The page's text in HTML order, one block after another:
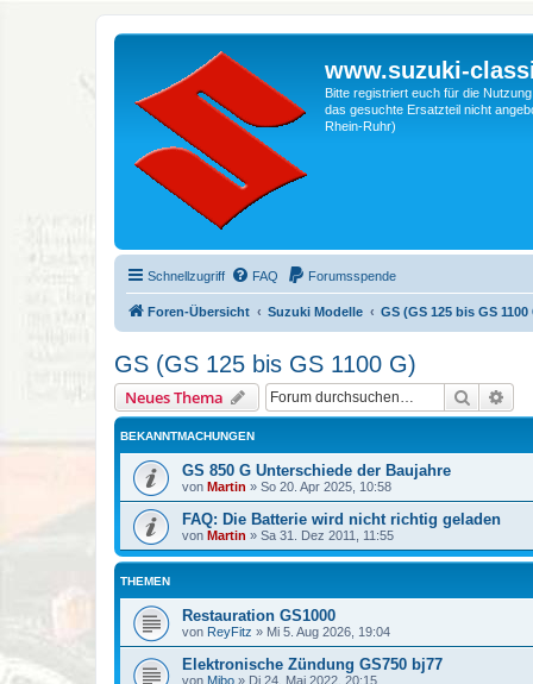
www.suzuki-
Bitte registriert euch für die
das gesuchte Ersatzteil nicht
Rhein-Ruhr)
Schnellzugriff FAQ Forumsspende
Foren-Übersicht Suzuki Modelle GS (GS 125 bis GS 1100
GS (GS 125 bis GS 1100 G)
Neues Thema Suche
BEKANNTMACHUNGEN
GS 850 G Unterschiede der Baujahre
von Martin » So 20. Apr 2025, 10:58
FAQ: Die Batterie wird nicht richtig geladen
von Martin » Sa 31. Dez 2011, 11:55
THEMEN
Restauration GS1000
von ReyFitz » Mi 5. Aug 2026, 19:04
Elektronische Zündung GS750 bj77
von Mibo » Di 24. Mai 2022, 20:15